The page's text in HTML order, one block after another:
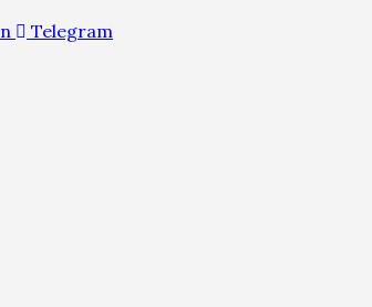
Telegram